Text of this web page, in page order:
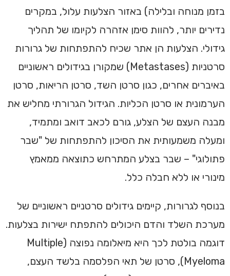
בזמן מנוחה ובלילה) באזור הצלעות עלול, במקרים
נדירים יותר, להוות סימן אזהרה לקיומו של תהליך
גידולי. הצלעות הן אתר שכיח להתפתחות של גרורות
סרטניות (Metastases) שמקורן בגידולים ראשוניים
באיברים אחרים, כגון סרטן השד, סרטן הריאות, סרטן
הערמונית או סרטן הכליות. הגידול הגרורתי מחליש את
מבנה העצם של הצלע, גורם לכאב דואב ומתמיד,
ומעלה משמעותית את הסיכון להתפתחות של "שבר
פתולוגי" – שבר בצלע המתרחש כתוצאה ממאמץ
מינורי או ללא חבלה כלל.
בנוסף לגרורות, קיימים גידולים סרטניים ראשוניים של
מערכת השלד והדם היכולים להתפתח ישירות בצלעות.
דוגמה בולטת לכך היא מיאלומה נפוצה (Multiple
Myeloma), סרטן של תאי הפלסמה בלשד העצם,